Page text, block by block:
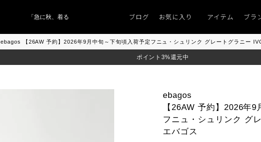
「急に秋、着るものがない」 「キレイなニット」 ポイント9％「マンスリーポイント
ブログ お気に入り アイテム ブラ
ebagos 【26AW 予約】2026年9月中旬～下旬頃入荷予定フニュ・シュリンク グレートグラニー
ポイント3%還元中
ebagos
【26AW 予約】2026年
フニュ・シュリンク グ
エバゴス